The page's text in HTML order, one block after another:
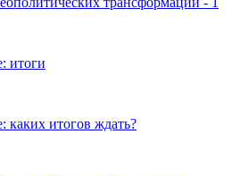
итоги
итогов ждать?